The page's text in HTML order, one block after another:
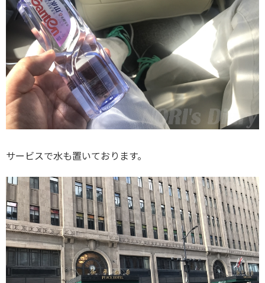
サービスで水も置いております。